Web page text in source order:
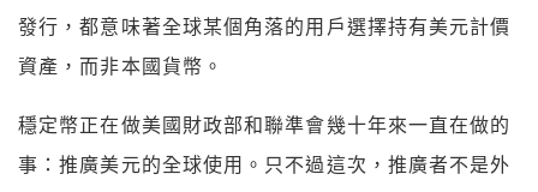
發行，都意味著全球某個角落的用戶選擇持有美元計價
資產，而非本國貨幣。
穩定幣正在做美國財政部和聯準會幾十年來一直在做的
事：推廣美元的全球使用。只不過這次，推廣者不是外